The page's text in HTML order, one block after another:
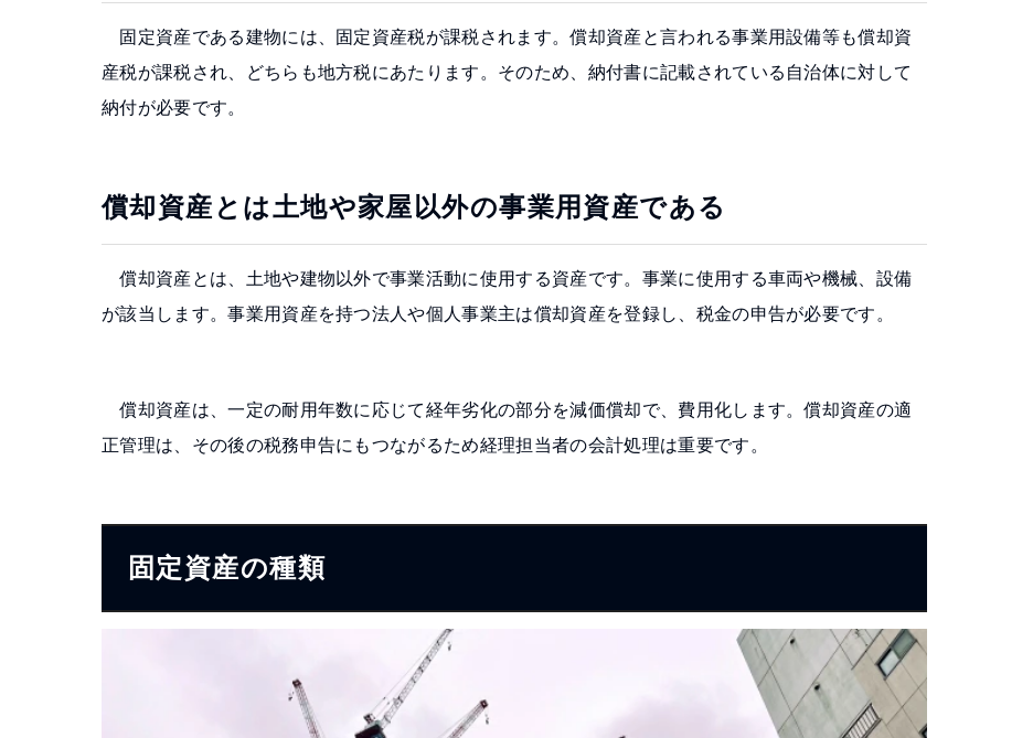
固定資産である建物には、固定資産税が課税されます。償却資産と言われる事業用設備等も償却資
産税が課税され、どちらも地方税にあたります。そのため、納付書に記載されている自治体に対して
納付が必要です。
償却資産とは土地や家屋以外の事業用資産である
償却資産とは、土地や建物以外で事業活動に使用する資産です。事業に使用する車両や機械、設備
が該当します。事業用資産を持つ法人や個人事業主は償却資産を登録し、税金の申告が必要です。
償却資産は、一定の耐用年数に応じて経年劣化の部分を減価償却で、費用化します。償却資産の適
正管理は、その後の税務申告にもつながるため経理担当者の会計処理は重要です。
固定資産の種類